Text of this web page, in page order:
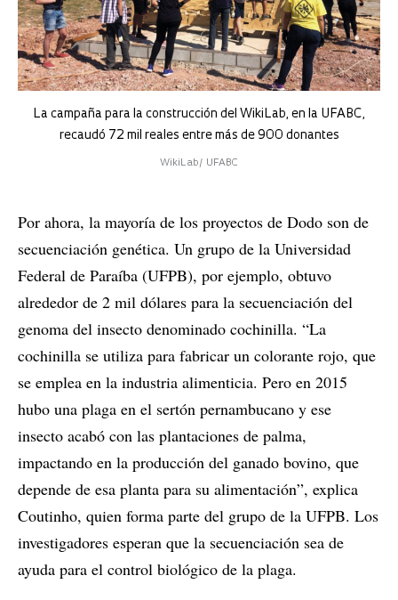
La campaña para la construcción del WikiLab, en la UFABC,
recaudó 72 mil reales entre más de 900 donantes
WikiLab/ UFABC
Por ahora, la mayoría de los proyectos de Dodo son de
secuenciación genética. Un grupo de la Universidad
Federal de Paraíba (UFPB), por ejemplo, obtuvo
alrededor de 2 mil dólares para la secuenciación del
genoma del insecto denominado cochinilla. “La
cochinilla se utiliza para fabricar un colorante rojo, que
se emplea en la industria alimenticia. Pero en 2015
hubo una plaga en el sertón pernambucano y ese
insecto acabó con las plantaciones de palma,
impactando en la producción del ganado bovino, que
depende de esa planta para su alimentación”, explica
Coutinho, quien forma parte del grupo de la UFPB. Los
investigadores esperan que la secuenciación sea de
ayuda para el control biológico de la plaga.